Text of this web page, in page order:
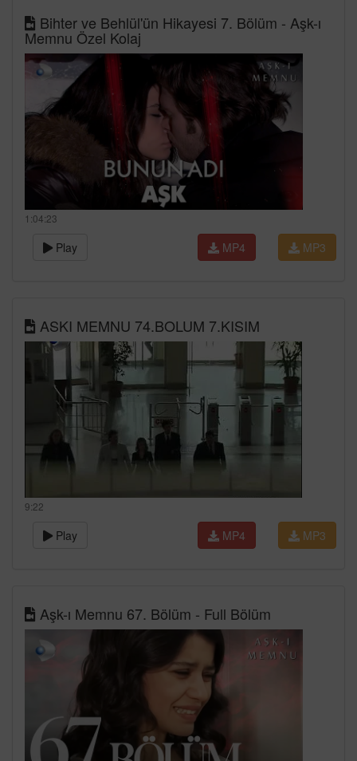
Bihter ve Behlül'ün Hikayesi 7. Bölüm - Aşk-ı
Memnu Özel Kolaj
1:04:23
Play MP3
MP4
ASKI MEMNU 74.BOLUM 7.KISIM
9:22
Play MP3
MP4
Aşk-ı Memnu 67. Bölüm - Full Bölüm